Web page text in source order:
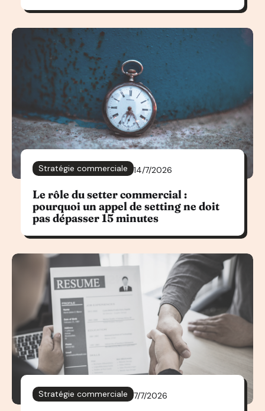
Stratégie commerciale 14/7/2026
Le rôle du setter commercial :
pourquoi un appel de setting ne doit
pas dépasser 15 minutes
Stratégie commerciale 7/7/2026